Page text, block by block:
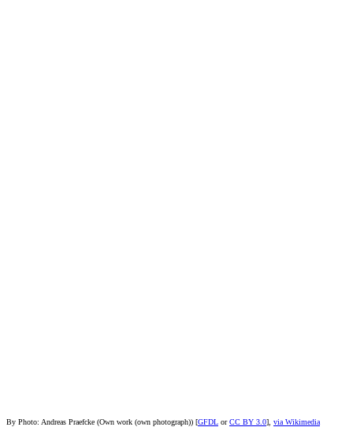
By Photo: Andreas Praefcke (Own work (own photograph)) [GFDL orCC BY 3.0], via Wikimedia